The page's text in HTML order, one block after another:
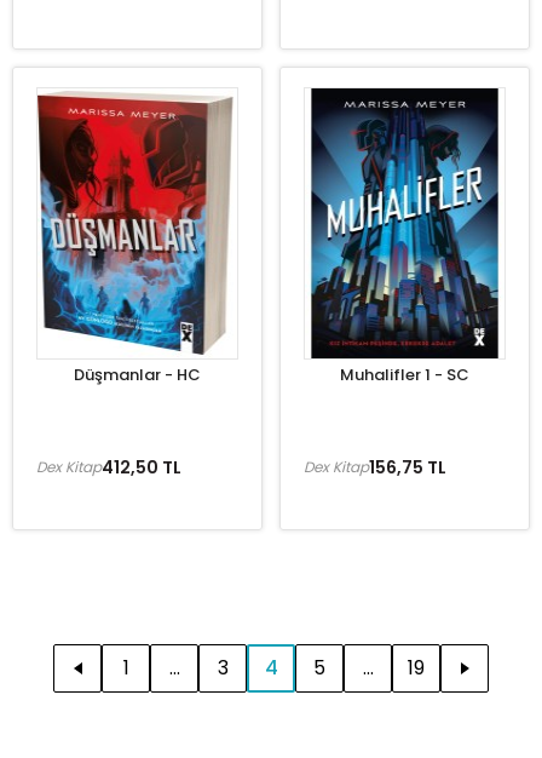
Düşmanlar - HC
412,50 TL
Dex Kitap
Muhalifler 1 - SC
156,75 TL
Dex Kitap
1 ... 3 4 5 ... 19